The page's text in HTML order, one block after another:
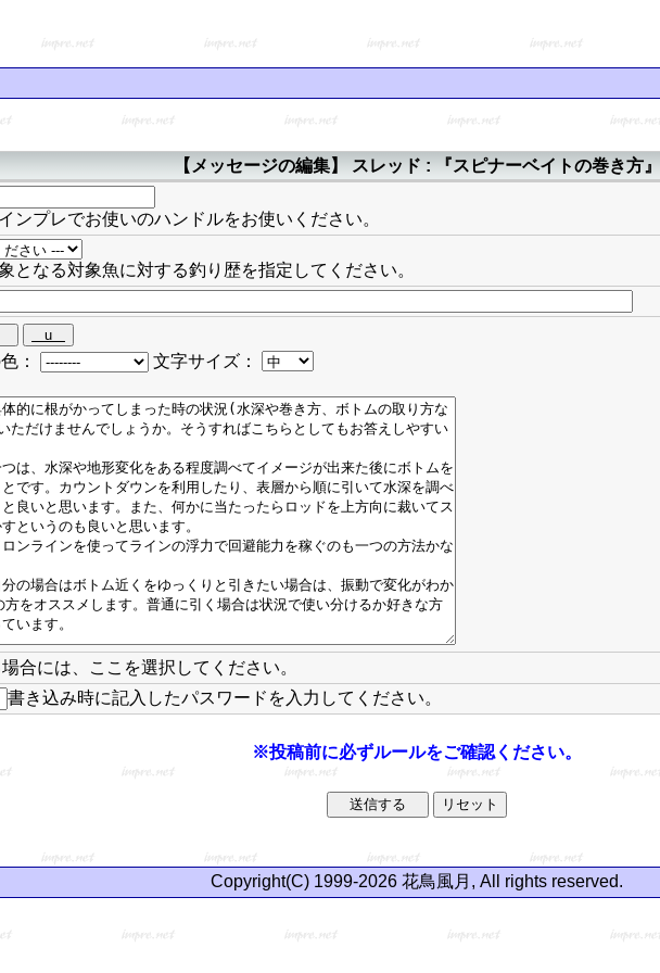
【メッセージの編集】 スレッド : 『スピナーベイトの巻き方』
ンプレでお使いのハンドルをお使いください。
となる対象魚に対する釣り歴を指定してください。
： 文字サイズ：
合には、ここを選択してください。
書き込み時に記入したパスワードを入力してください。
※投稿前に必ずルールをご確認ください。
Copyright(C) 1999-2026 花鳥風月, All rights reserved.